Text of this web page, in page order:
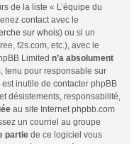
de la liste « L’équipe du
contact avec le
sur whois) ou si un
f2s.com, etc.), avec le
Limited n’a absolument
tenu pour responsable sur
inutile de contacter phpBB
désistements, responsabilité,
au site Internet phpbb.com
un courriel au groupe
partie de ce logiciel vous